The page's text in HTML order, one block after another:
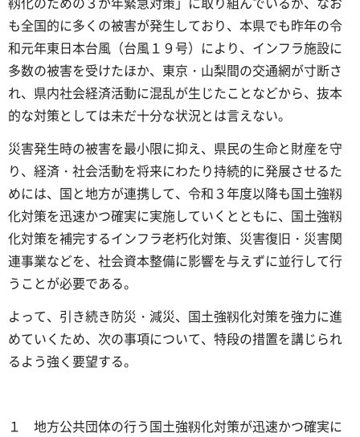
も全国的に多くの被害が発生しており、本県でも昨年の令
和元年東日本台風（台風１９号）により、インフラ施設に
多数の被害を受けたほか、東京・山梨間の交通網が寸断さ
れ、県内社会経済活動に混乱が生じたことなどから、抜本
的な対策としては未だ十分な状況とは言えない。
災害発生時の被害を最小限に抑え、県民の生命と財産を守
り、経済・社会活動を将来にわたり持続的に発展させるた
めには、国と地方が連携して、令和３年度以降も国土強靱
化対策を迅速かつ確実に実施していくとともに、国土強靱
化対策を補完するインフラ老朽化対策、災害復旧・災害関
連事業などを、社会資本整備に影響を与えずに並行して行
うことが必要である。
よって、引き続き防災・減災、国土強靱化対策を強力に進
めていくため、次の事項について、特段の措置を講じられ
るよう強く要望する。
１ 地方公共団体の行う国土強靱化対策が迅速かつ確実に